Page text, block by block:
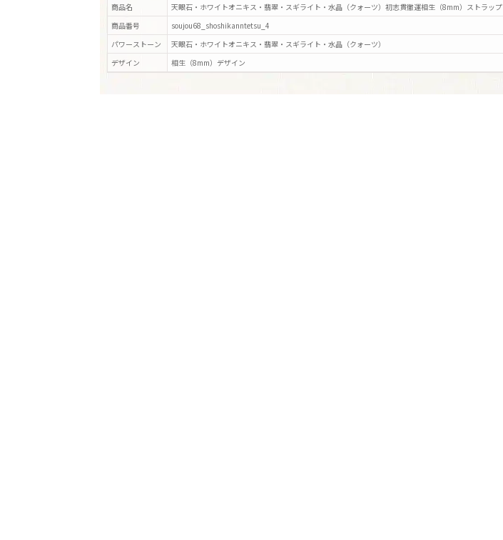
商品名
天眼石・ホワイトオニキス・翡翠・スギライト・水晶（クォーツ）初志貫徹運相生（8mm）ストラップ
商品番号
soujou68_shoshikanntetsu_4
パワーストーン
天眼石・ホワイトオニキス・翡翠・スギライト・水晶（クォーツ）
デザイン
相生（8mm） デザイン